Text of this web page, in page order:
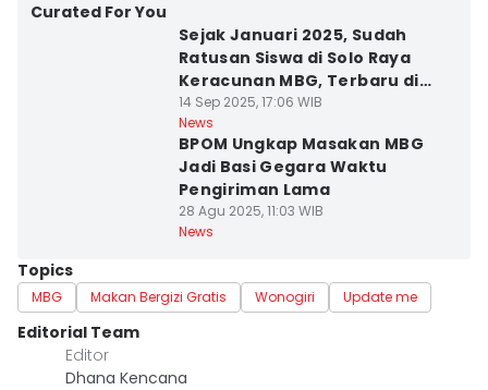
Curated For You
Sejak Januari 2025, Sudah
Ratusan Siswa di Solo Raya
Keracunan MBG, Terbaru di
Wonogiri
14 Sep 2025, 17:06 WIB
News
BPOM Ungkap Masakan MBG
Jadi Basi Gegara Waktu
Pengiriman Lama
28 Agu 2025, 11:03 WIB
News
Topics
MBG Makan Bergizi Gratis Wonogiri Update me
Editorial Team
Editor
Dhana Kencana